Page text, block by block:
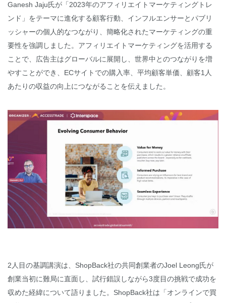
Ganesh Jaju氏が「2023年のアフィリエイトマーケティングトレ
ンド」をテーマに進化する顧客行動、インフルエンサーとパブリ
ッシャーの個人的なつながり、簡略化されたマーケティングの重
要性を強調しました。アフィリエイトマーケティングを活用する
ことで、広告主はグローバルに展開し、世界中とのつながりを増
やすことができ、ECサイトでの購入率、平均顧客単価、顧客1人
あたりの収益の向上につながることを伝えました。
2人目の基調講演は、ShopBack社の共同創業者のJoel Leong氏が
創業当初に難局に直面し、試行錯誤しながら3度目の挑戦で成功を
収めた経緯について語りました。ShopBack社は「オンラインで買